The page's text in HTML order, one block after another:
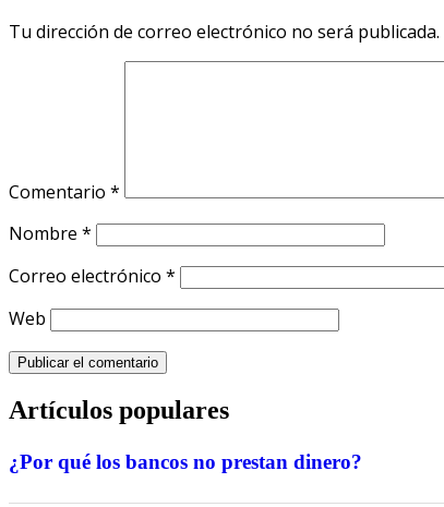
Tu dirección de correo electrónico no será publicada.
Comentario *
Nombre *
Correo electrónico *
Web
Artículos populares